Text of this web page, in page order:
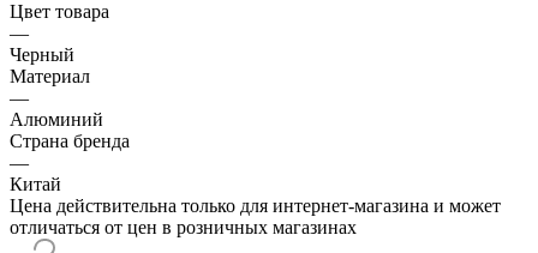
Цвет товара
—
Черный
Материал
—
Алюминий
Страна бренда
—
Китай
Цена действительна только для интернет-магазина и может
отличаться от цен в розничных магазинах